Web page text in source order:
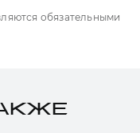
обязательными